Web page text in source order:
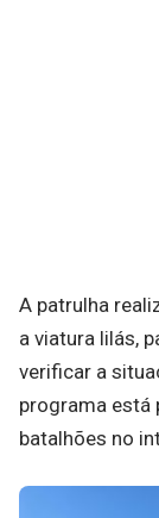
A patrulha
a viatura lilás,
verificar a
programa está
batalhões no